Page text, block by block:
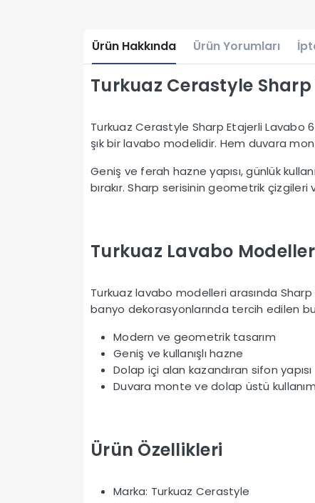
Ürün Hakkında Ürün Yorumları
Turkuaz Cerastyle
Turkuaz Cerastyle Sharp Etajerli Lavabo
şık bir lavabo modelidir. Hem duvara
Geniş ve ferah hazne yapısı, günlük
bırakır. Sharp serisinin geometrik
Turkuaz Lavabo
Turkuaz lavabo modelleri arasında
banyo dekorasyonlarında tercih edilen
Modern ve geometrik tasarım
Geniş ve kullanışlı hazne
Dolap içi alan kazandıran sifon yapısı
Duvara monte ve dolap üstü kullanım
Ürün Özellikleri
Marka: Turkuaz Cerastyle